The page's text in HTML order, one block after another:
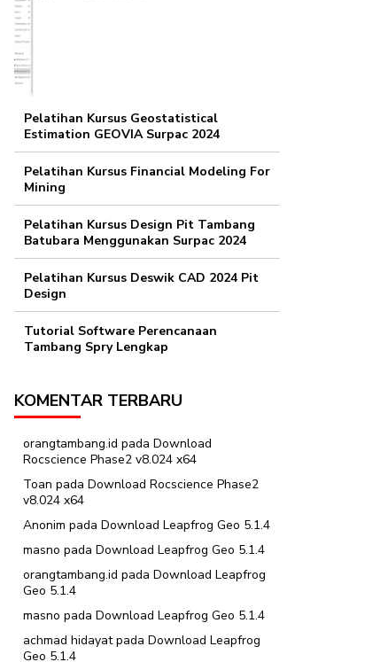
Pelatihan Kursus Geostatistical
Estimation GEOVIA Surpac 2024
Pelatihan Kursus Financial Modeling For
Mining
Pelatihan Kursus Design Pit Tambang
Batubara Menggunakan Surpac 2024
Pelatihan Kursus Deswik CAD 2024 Pit
Design
Tutorial Software Perencanaan
Tambang Spry Lengkap
KOMENTAR TERBARU
orangtambang.id pada Download
Rocscience Phase2 v8.024 x64
Toan pada Download Rocscience Phase2
v8.024 x64
Anonim pada Download Leapfrog Geo 5.1.4
masno pada Download Leapfrog Geo 5.1.4
orangtambang.id pada Download Leapfrog
Geo 5.1.4
masno pada Download Leapfrog Geo 5.1.4
achmad hidayatpada Download Leapfrog
Geo 5.1.4